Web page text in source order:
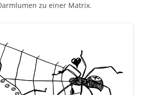
zu einer Matrix.